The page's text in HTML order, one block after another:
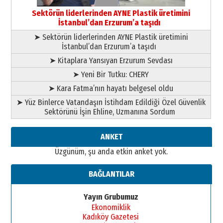
bir vizyon proje daha!
02 Ağustos 2026 Pazar
Sektörün liderlerinden AYNE Plastik üretimini
İstanbul’dan Erzurum’a taşıdı
➤ Sektörün liderlerinden AYNE Plastik üretimini
İstanbul’dan Erzurum’a taşıdı
➤ Kitaplara Yansıyan Erzurum Sevdası
➤ Yeni Bir Tutku: CHERY
➤ Kara Fatma’nın hayatı belgesel oldu
➤ Yüz Binlerce Vatandaşın İstihdam Edildiği Özel Güvenlik
Sektörünü İşin Ehline, Uzmanına Sordum
ANKET
Üzgünüm, şu anda etkin anket yok.
BAĞLANTILAR
Yayın Grubumuz
Ekonomiklik
Kadıköy Gazetesi